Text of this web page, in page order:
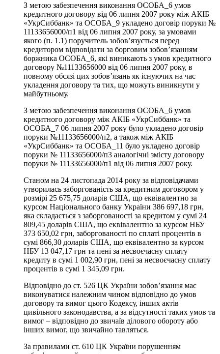
З метою забезпечення виконання ОСОБА_6 умов
кредитного договору від 06 липня 2007 року між АКІБ
«УкрСиббанк» та ОСОБА_9 укладено договір поруки №
11133656000/п1 від 06 липня 2007 року, за умовами
якого (п. 1.1) поручитель зобов’язується перед
кредитором відповідати за борговим зобов’язанням
боржника ОСОБА_6, які виникають з умов кредитного
договору №11133656000 від 06 липня 2007 року, в
повному обсязі цих зобов’язань як існуючих на час
укладення договору та тих, що можуть виникнути у
майбутньому.
З метою забезпечення виконання ОСОБА_6 умов
кредитного договору між АКІБ «УкрСиббанк» та
ОСОБА_7 06 липня 2007 року було укладено договір
поруки №11133656000/п2, а також між АКІБ
«УкрСиббанк» та ОСОБА_11 було укладено договір
поруки № 11133656000/п3 аналогічні змісту договору
поруки № 11133656000/п1 від 06 липня 2007 року.
Станом на 24 листопада 2014 року за відповідачами
утворилась заборгованість за кредитним договором у
розмірі 25 675,75 доларів США, що еквівалентно за
курсом Національного банку України 386 697,18 грн,
яка складається з заборгованості за кредитом у сумі 24
809,45 доларів США, що еквівалентно за курсом НБУ
373 650,02 грн, заборгованості по сплаті процентів в
сумі 866,30 доларів США, що еквівалентно за курсом
НБУ 13 047,17 грн та пені за несвоєчасну сплату
кредиту в сумі 1 002,90 грн, пені за несвоєчасну сплату
процентів в сумі 1 345,09 грн.
Відповідно до ст. 526 ЦК України зобов’язання має
виконуватися належним чином відповідно до умов
договору та вимог цього Кодексу, інших актів
цивільного законодавства, а за відсутності таких умов та
вимог – відповідно до звичаїв ділового обороту або
інших вимог, що звичайно тавляться.
За правилами ст. 610 ЦК України порушенням